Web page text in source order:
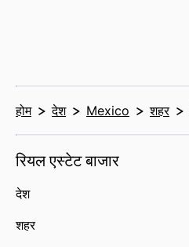
होम देश Mexico शहर
रियल एस्टेट बाजार
देश
शहर